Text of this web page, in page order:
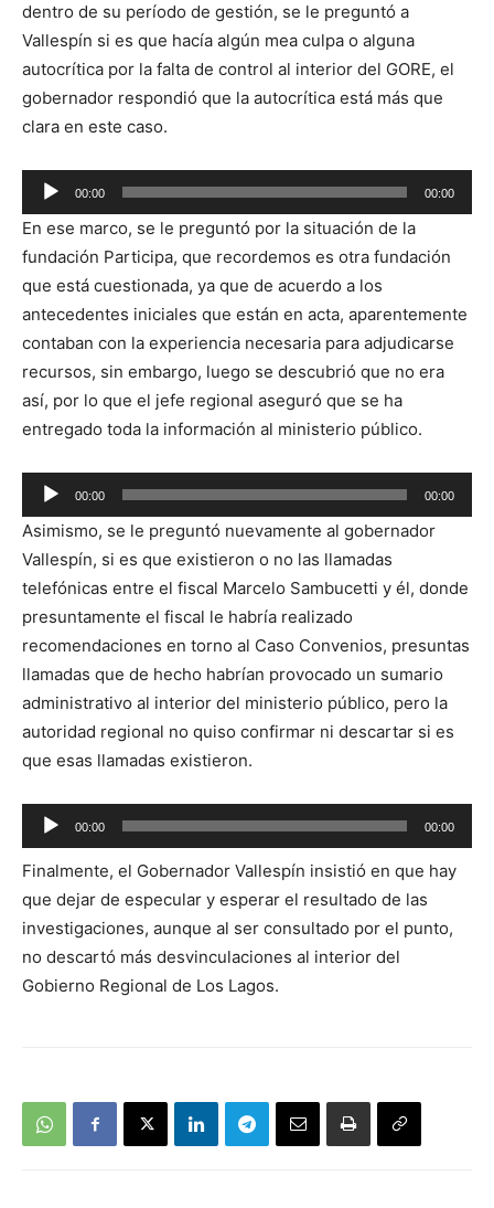
dentro de su período de gestión, se le preguntó a
Vallespín si es que hacía algún mea culpa o alguna
autocrítica por la falta de control al interior del GORE, el
gobernador respondió que la autocrítica está más que
clara en este caso.
Reproductor
de
audio
00:00 00:00
En ese marco, se le preguntó por la situación de la
fundación Participa, que recordemos es otra fundación
que está cuestionada, ya que de acuerdo a los
antecedentes iniciales que están en acta, aparentemente
contaban con la experiencia necesaria para adjudicarse
recursos, sin embargo, luego se descubrió que no era
así, por lo que el jefe regional aseguró que se ha
entregado toda la información al ministerio público.
Reproductor
de
audio
00:00 00:00
Asimismo, se le preguntó nuevamente al gobernador
Vallespín, si es que existieron o no las llamadas
telefónicas entre el fiscal Marcelo Sambucetti y él, donde
presuntamente el fiscal le habría realizado
recomendaciones en torno al Caso Convenios, presuntas
llamadas que de hecho habrían provocado un sumario
administrativo al interior del ministerio público, pero la
autoridad regional no quiso confirmar ni descartar si es
que esas llamadas existieron.
Reproductor
de
audio
00:00 00:00
Finalmente, el Gobernador Vallespín insistió en que hay
que dejar de especular y esperar el resultado de las
investigaciones, aunque al ser consultado por el punto,
no descartó más desvinculaciones al interior del
Gobierno Regional de Los Lagos.